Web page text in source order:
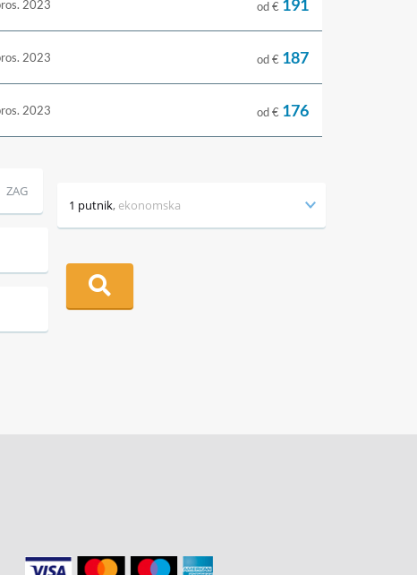
2023 od € 191
2023 od € 187
2023 od € 176
ZAG
1 putnik, ekonomska